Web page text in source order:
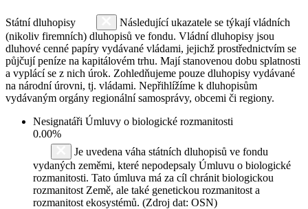
Státní dluhopisy
Následující ukazatele se týkají vládních
(nikoliv firemních) dluhopisů ve fondu. Vládní dluhopisy jsou
dluhové cenné papíry vydávané vládami, jejichž prostřednictvím se
půjčují peníze na kapitálovém trhu. Mají stanovenou dobu splatnosti
a vyplácí se z nich úrok. Zohledňujeme pouze dluhopisy vydávané
na národní úrovni, tj. vládami. Nepřihlížíme k dluhopisům
vydávaným orgány regionální samosprávy, obcemi či regiony.
Nesignatáři Úmluvy o biologické rozmanitosti
0.00%
Je uvedena váha státních dluhopisů ve fondu
vydaných zeměmi, které nepodepsaly Úmluvu o biologické
rozmanitosti. Tato úmluva má za cíl chránit biologickou
rozmanitost Země, ale také genetickou rozmanitost a
rozmanitost ekosystémů. (Zdroj dat: OSN)